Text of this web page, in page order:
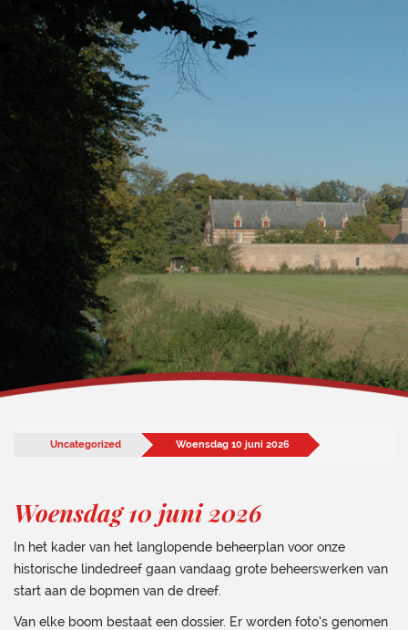
Uncategorized Woensdag 10 juni 2026
Woensdag 10 juni 2026
In het kader van het langlopende beheerplan voor onze
historische lindedreef gaan vandaag grote beheerswerken van
start aan de bopmen van de dreef.
Van elke boom bestaat een dossier. Er worden foto’s genomen